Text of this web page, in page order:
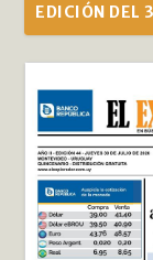
EDICIÓN